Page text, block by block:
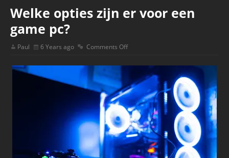
Welke opties zijn er voor een
game pc?
Paul 6 Years ago Comments Off